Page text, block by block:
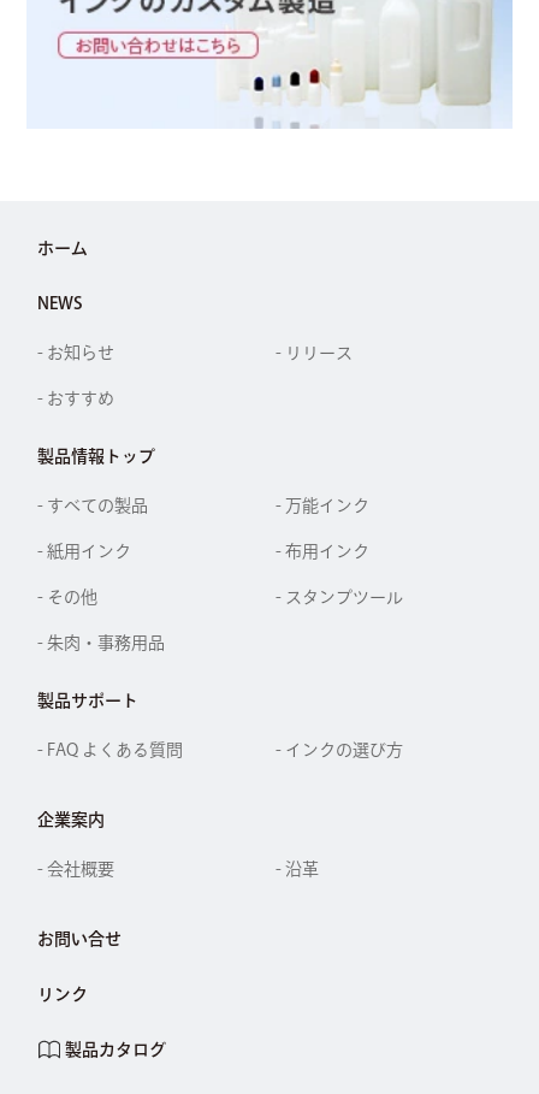
ホーム
NEWS
- お知らせ - リリース
- おすすめ
製品情報トップ
- すべての製品 - 万能インク
- 紙用インク - 布用インク
- その他 - スタンプツール
- 朱肉・事務用品
製品サポート
- FAQ よくある質問 - インクの選び方
企業案内
- 会社概要 - 沿革
お問い合せ
リンク
製品カタログ